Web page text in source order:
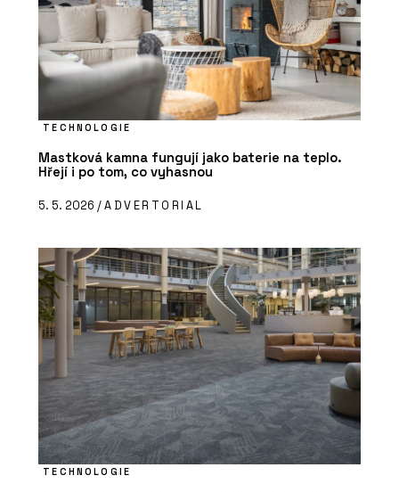
TECHNOLOGIE
Mastková kamna fungují jako baterie na teplo.
Hřejí i po tom, co vyhasnou
5. 5. 2026 /ADVERTORIAL
TECHNOLOGIE